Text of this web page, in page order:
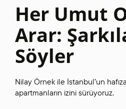
Her Umut
Arar:
Söyler
Nilay Örnek ile İstanbul’un
apartmanların izini sürüyoruz.